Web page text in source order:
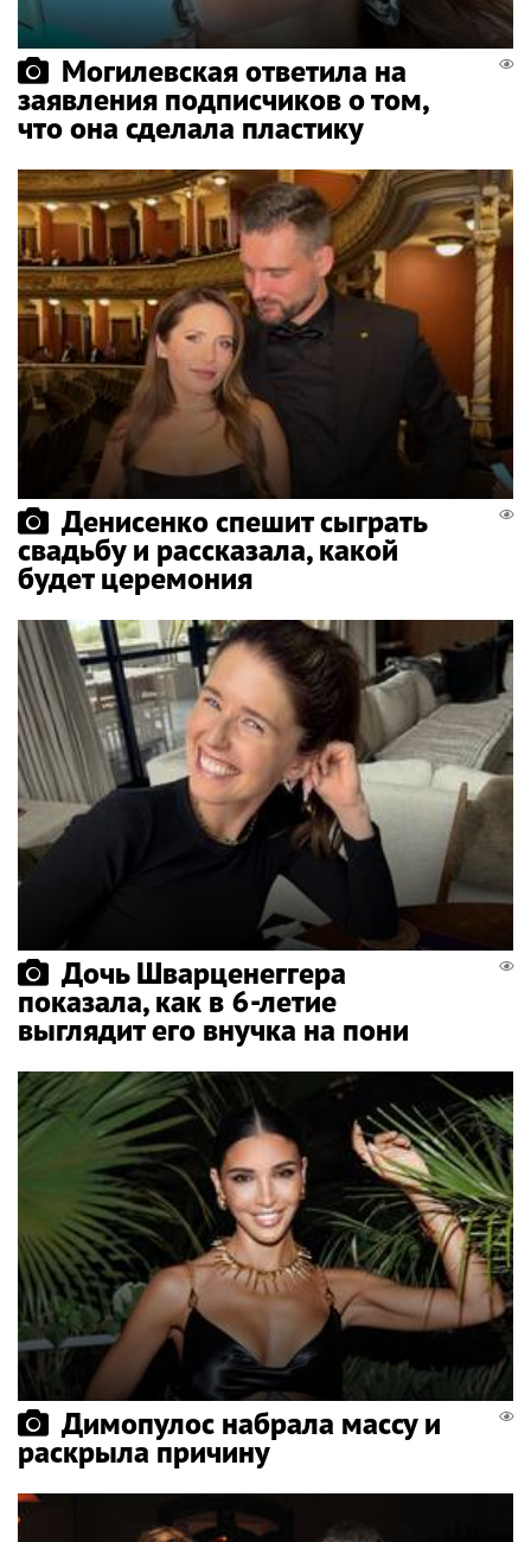
Могилевская ответила на
заявления подписчиков о том,
что она сделала пластику
Денисенко спешит сыграть
свадьбу и рассказала, какой
будет церемония
Дочь Шварценеггера
показала, как в 6-летие
выглядит его внучка на пони
Димопулос набрала массу и
раскрыла причину